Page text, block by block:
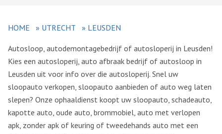
HOME » UTRECHT » LEUSDEN
Autosloop, autodemontagebedrijf of autosloperij in Leusden!
Kies een autosloperij, auto afbraak bedrijf of autosloop in
Leusden uit voor info over die autosloperij. Snel uw
sloopauto verkopen, sloopauto aanbieden of auto weg laten
slepen? Onze ophaaldienst koopt uw sloopauto, schadeauto,
kapotte auto, oude auto, brommobiel, auto met verlopen
apk, zonder apk of keuring of tweedehands auto met een